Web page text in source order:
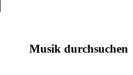
Musik durchsuchen